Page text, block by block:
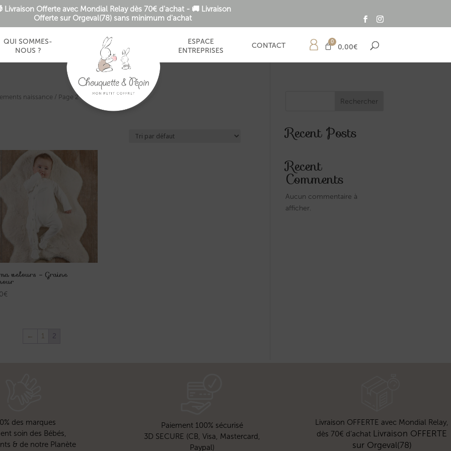
Livraison Offerte avec Mondial Relay dès 70€ d'achat - 🚚 Livraison
Offerte sur Orgeval(78) sans minimum d'achat
QUI SOMMES-
NOUS ?
ESPACE
ENTREPRISES
CONTACT 0,00€
naissance / Page 2
velours – Graine
€
← 1 2
Rechercher
Recent Posts
Recent
Comments
Aucun commentaire à
afficher.
des marques
soin des Bébés,
& de notre Planète
Paiement 100% sécurisé
3D SECURE (CB, Visa, Mastercard,
Paypal)
Livraison OFFERTE avec Mondial Relay,
dès 70€ d’achat Livraison OFFERTE
sur Orgeval(78)